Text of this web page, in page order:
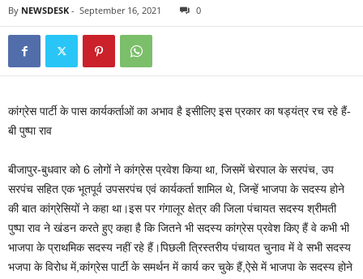
By NEWSDESK - September 16, 2021 0
कांग्रेस पार्टी के पास कार्यकर्ताओं का अभाव है इसीलिए इस प्रकार का षड्यंत्र रच रहे हैं-
बी पुष्पा राव
बीजापुर-बुधवार को 6 लोगों ने कांग्रेस प्रवेश किया था, जिसमें चेरपाल के सरपंच, उप
सरपंच सहित एक भूतपूर्व उपसरपंच एवं कार्यकर्ता शामिल थे, जिन्हें भाजपा के सदस्य होने
की बात कांग्रेसियों ने कहा था।इस पर गंगालूर क्षेत्र की जिला पंचायत सदस्य श्रीमती
पुष्पा राव ने खंडन करते हुए कहा है कि जितने भी सदस्य कांग्रेस प्रवेश किए हैं वे कभी भी
भाजपा के प्राथमिक सदस्य नहीं रहे हैं।पिछली त्रिस्तरीय पंचायत चुनाव में वे सभी सदस्य
भजपा के विरोध में,कांग्रेस पार्टी के समर्थन में कार्य कर चुके हैं,ऐसे में भाजपा के सदस्य होने